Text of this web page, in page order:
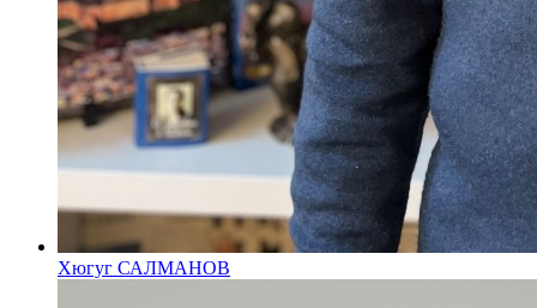
Хюгуг САЛМАНОВ